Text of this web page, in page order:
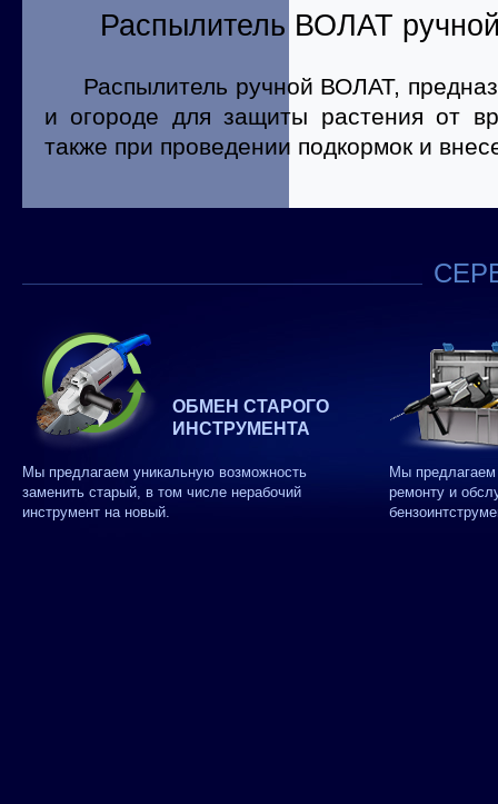
Распылитель ВОЛАТ
Распылитель ручной ВОЛАТ,
и огороде для защиты растения от
также при проведении подкормок и
ОБМЕН СТАРОГО
ИНСТРУМЕНТА
Мы предлагаем уникальную возможность
заменить старый, в том числе нерабочий
инструмент на новый.
Мы
ремонту и